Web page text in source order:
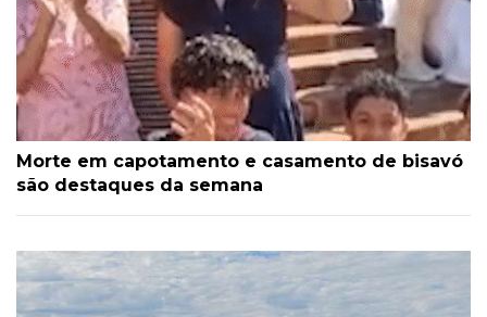
Morte em capotamento e casamento de bisavó
são destaques da semana